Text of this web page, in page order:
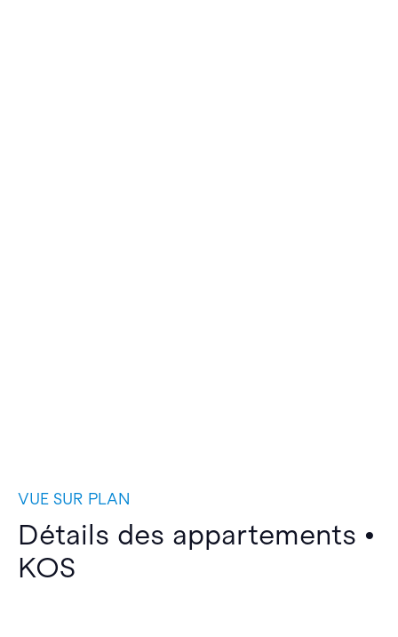
VUE SUR PLAN
Détails des appartements •
KOS